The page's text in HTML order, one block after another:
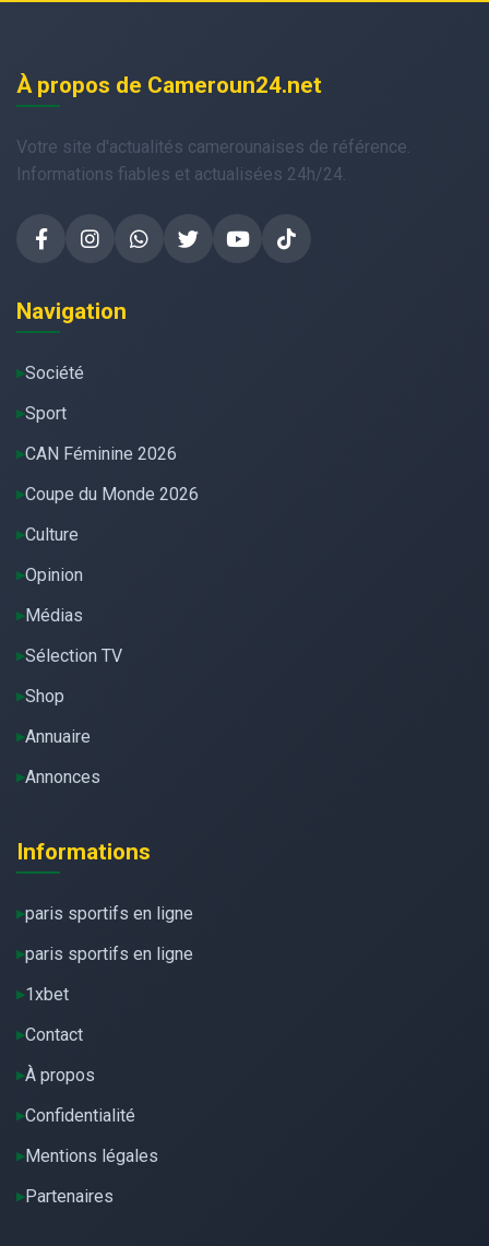
À propos de Cameroun24.net
Votre site d'actualités camerounaises de référence.
Informations fiables et actualisées 24h/24.
Navigation
Société
Sport
CAN Féminine 2026
Coupe du Monde 2026
Culture
Opinion
Médias
Sélection TV
Shop
Annuaire
Annonces
Informations
paris sportifs en ligne
paris sportifs en ligne
1xbet
Contact
À propos
Confidentialité
Mentions légales
Partenaires